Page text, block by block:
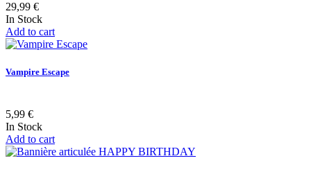
29,99 €
In Stock
Add to cart
Vampire Escape
5,99 €
In Stock
Add to cart